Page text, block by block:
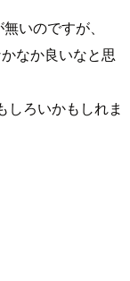
いのですが、
なか良いなと思
しろいかもしれま